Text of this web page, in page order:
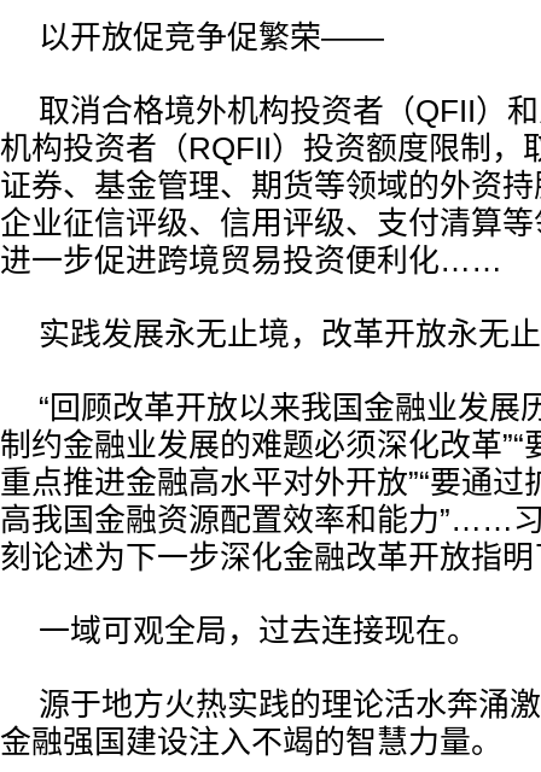
以开放促竞争促繁荣——
取消合格境外机构投资者（QFII）
机构投资者（RQFII）投资额度限制，
证券、基金管理、期货等领域的外资
企业征信评级、信用评级、支付清算
进一步促进跨境贸易投资便利化……
实践发展永无止境，改革开放永无
“回顾改革开放以来我国金融业发展
制约金融业发展的难题必须深化改革”“
重点推进金融高水平对外开放”“要通过
高我国金融资源配置效率和能力”……
刻论述为下一步深化金融改革开放指
一域可观全局，过去连接现在。
源于地方火热实践的理论活水奔涌
金融强国建设注入不竭的智慧力量。